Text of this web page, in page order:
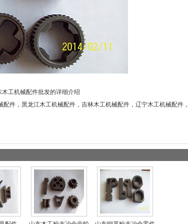
工机械配件批发的详细介绍
配件 ， 黑龙江木工机械配件 ， 吉林木工机械配件 ， 辽宁木工机械配件 ，